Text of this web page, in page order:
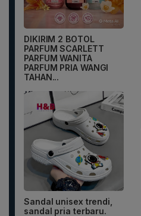
DIKIRIM 2 BOTOL
PARFUM SCARLETT
PARFUM WANITA
PARFUM PRIA WANGI
TAHAN...
Sandal unisex trendi,
sandal pria terbaru.